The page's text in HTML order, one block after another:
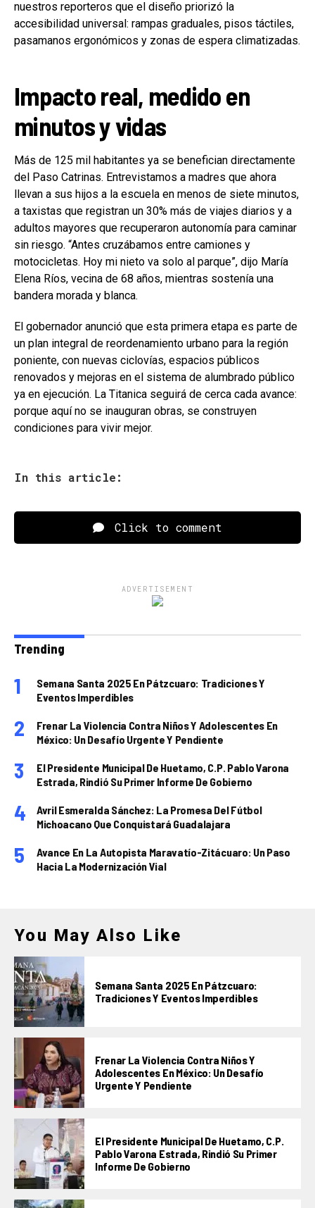
nuestros reporteros que el diseño priorizó la
accesibilidad universal: rampas graduales, pisos táctiles,
pasamanos ergonómicos y zonas de espera climatizadas.
Impacto real, medido en
minutos y vidas
Más de 125 mil habitantes ya se benefician directamente
del Paso Catrinas. Entrevistamos a madres que ahora
llevan a sus hijos a la escuela en menos de siete minutos,
a taxistas que registran un 30% más de viajes diarios y a
adultos mayores que recuperaron autonomía para caminar
sin riesgo. “Antes cruzábamos entre camiones y
motocicletas. Hoy mi nieto va solo al parque”, dijo María
Elena Ríos, vecina de 68 años, mientras sostenía una
bandera morada y blanca.
El gobernador anunció que esta primera etapa es parte de
un plan integral de reordenamiento urbano para la región
poniente, con nuevas ciclovías, espacios públicos
renovados y mejoras en el sistema de alumbrado público
ya en ejecución. La Titanica seguirá de cerca cada avance:
porque aquí no se inauguran obras, se construyen
condiciones para vivir mejor.
In this article:
Click to comment
ADVERTISEMENT
Trending
Semana Santa 2025 En Pátzcuaro: Tradiciones Y
Eventos Imperdibles
Frenar La Violencia Contra Niños Y Adolescentes En
México: Un Desafío Urgente Y Pendiente
El Presidente Municipal De Huetamo, C.P. Pablo Varona
Estrada, Rindió Su Primer Informe De Gobierno
Avril Esmeralda Sánchez: La Promesa Del Fútbol
Michoacano Que Conquistará Guadalajara
Avance En La Autopista Maravatío-Zitácuaro: Un Paso
Hacia La Modernización Vial
You May Also Like
Semana Santa 2025 En Pátzcuaro:
Tradiciones Y Eventos Imperdibles
Frenar La Violencia Contra Niños Y
Adolescentes En México: Un Desafío
Urgente Y Pendiente
El Presidente Municipal De Huetamo, C.P.
Pablo Varona Estrada, Rindió Su Primer
Informe De Gobierno